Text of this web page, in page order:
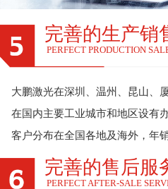
完善的生产销
PERFECT PRODUCTION
大鹏激光在深圳、温州、昆山、
在国内主要工业城市和地区设有
客户分布在全国各地及海外，年
完善的售后服
PERFECT AFTER-SALE